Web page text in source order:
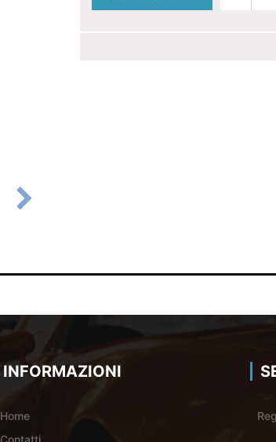
INFORMAZIONI
Home